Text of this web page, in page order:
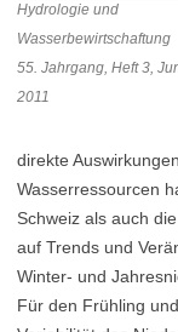
Change
Folge 11 – Institut für
Seenforschung, ISF
Folge 9 – Internationale
zum Schutz des Rheins
Folge 8 – Oeschger-
Hydrologie und
Wasserbewirtschaftung
55. Jahrgang, Heft 3,
2011
direkte
Wasserressourcen
Schweiz als auch
auf Trends und
Winter- und
Für den Frühling